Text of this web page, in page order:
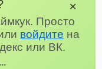
Просто
войдите на
или ВК.
✕